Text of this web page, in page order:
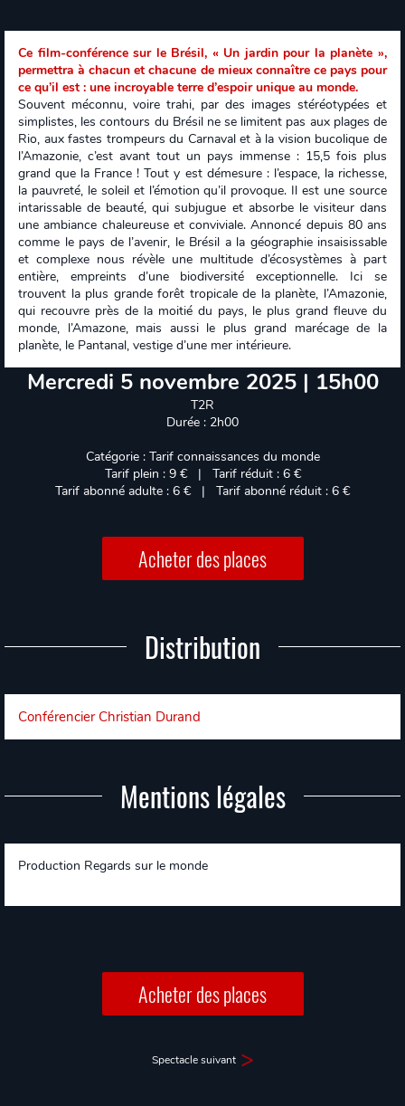
Ce film-conférence sur le Brésil, « Un jardin pour la planète »,
permettra à chacun et chacune de mieux connaître ce pays pour
ce qu’il est : une incroyable terre d’espoir unique au monde.
Souvent méconnu, voire trahi, par des images stéréotypées et
simplistes, les contours du Brésil ne se limitent pas aux plages de
Rio, aux fastes trompeurs du Carnaval et à la vision bucolique de
l’Amazonie, c’est avant tout un pays immense : 15,5 fois plus
grand que la France ! Tout y est démesure : l’espace, la richesse,
la pauvreté, le soleil et l’émotion qu’il provoque. Il est une source
intarissable de beauté, qui subjugue et absorbe le visiteur dans
une ambiance chaleureuse et conviviale. Annoncé depuis 80 ans
comme le pays de l’avenir, le Brésil a la géographie insaisissable
et complexe nous révèle une multitude d’écosystèmes à part
entière, empreints d’une biodiversité exceptionnelle. Ici se
trouvent la plus grande forêt tropicale de la planète, l’Amazonie,
qui recouvre près de la moitié du pays, le plus grand fleuve du
monde, l’Amazone, mais aussi le plus grand marécage de la
planète, le Pantanal, vestige d’une mer intérieure.
Mercredi 5 novembre 2025 | 15h00
T2R
Durée : 2h00
Catégorie : Tarif connaissances du monde
Tarif plein : 9 € | Tarif réduit : 6 €
Tarif abonné adulte : 6 € | Tarif abonné réduit : 6 €
Acheter des places
Distribution
Conférencier Christian Durand
Mentions légales
Production Regards sur le monde
Acheter des places
Spectacle suivant